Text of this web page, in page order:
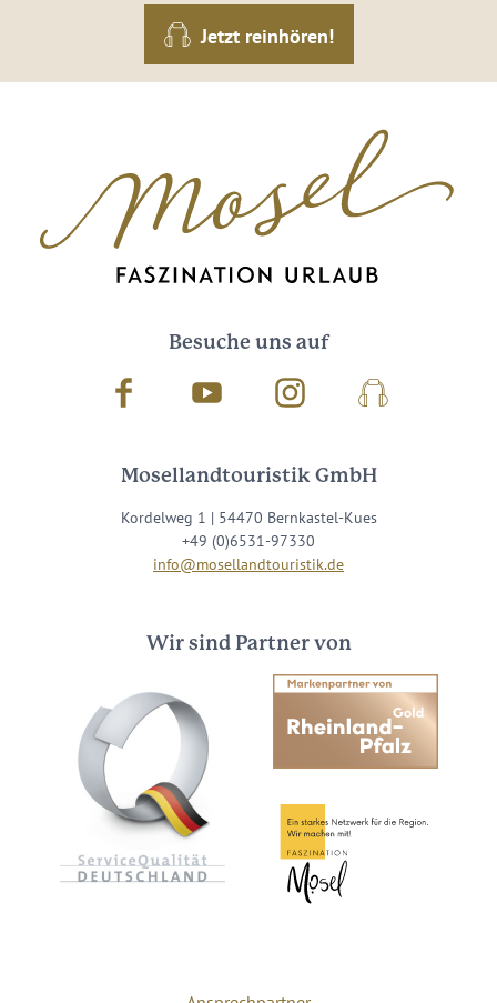
Jetzt reinhören!
Besuche uns auf
Facebook Youtube InstagramPodcast
Mosellandtouristik GmbH
Kordelweg 1 | 54470 Bernkastel-Kues
+49 (0)6531-97330
info@mosellandtouristik.de
Wir sind Partner von